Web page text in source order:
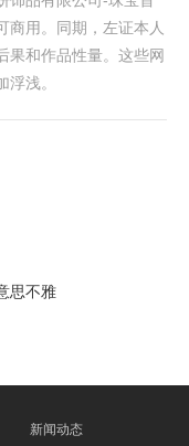
商用。同期，左证本人
果和作品性量。这些网
浅。
思不雅
新闻动态